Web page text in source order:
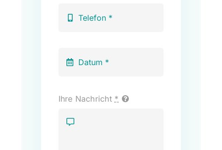
Ihre Nachricht *